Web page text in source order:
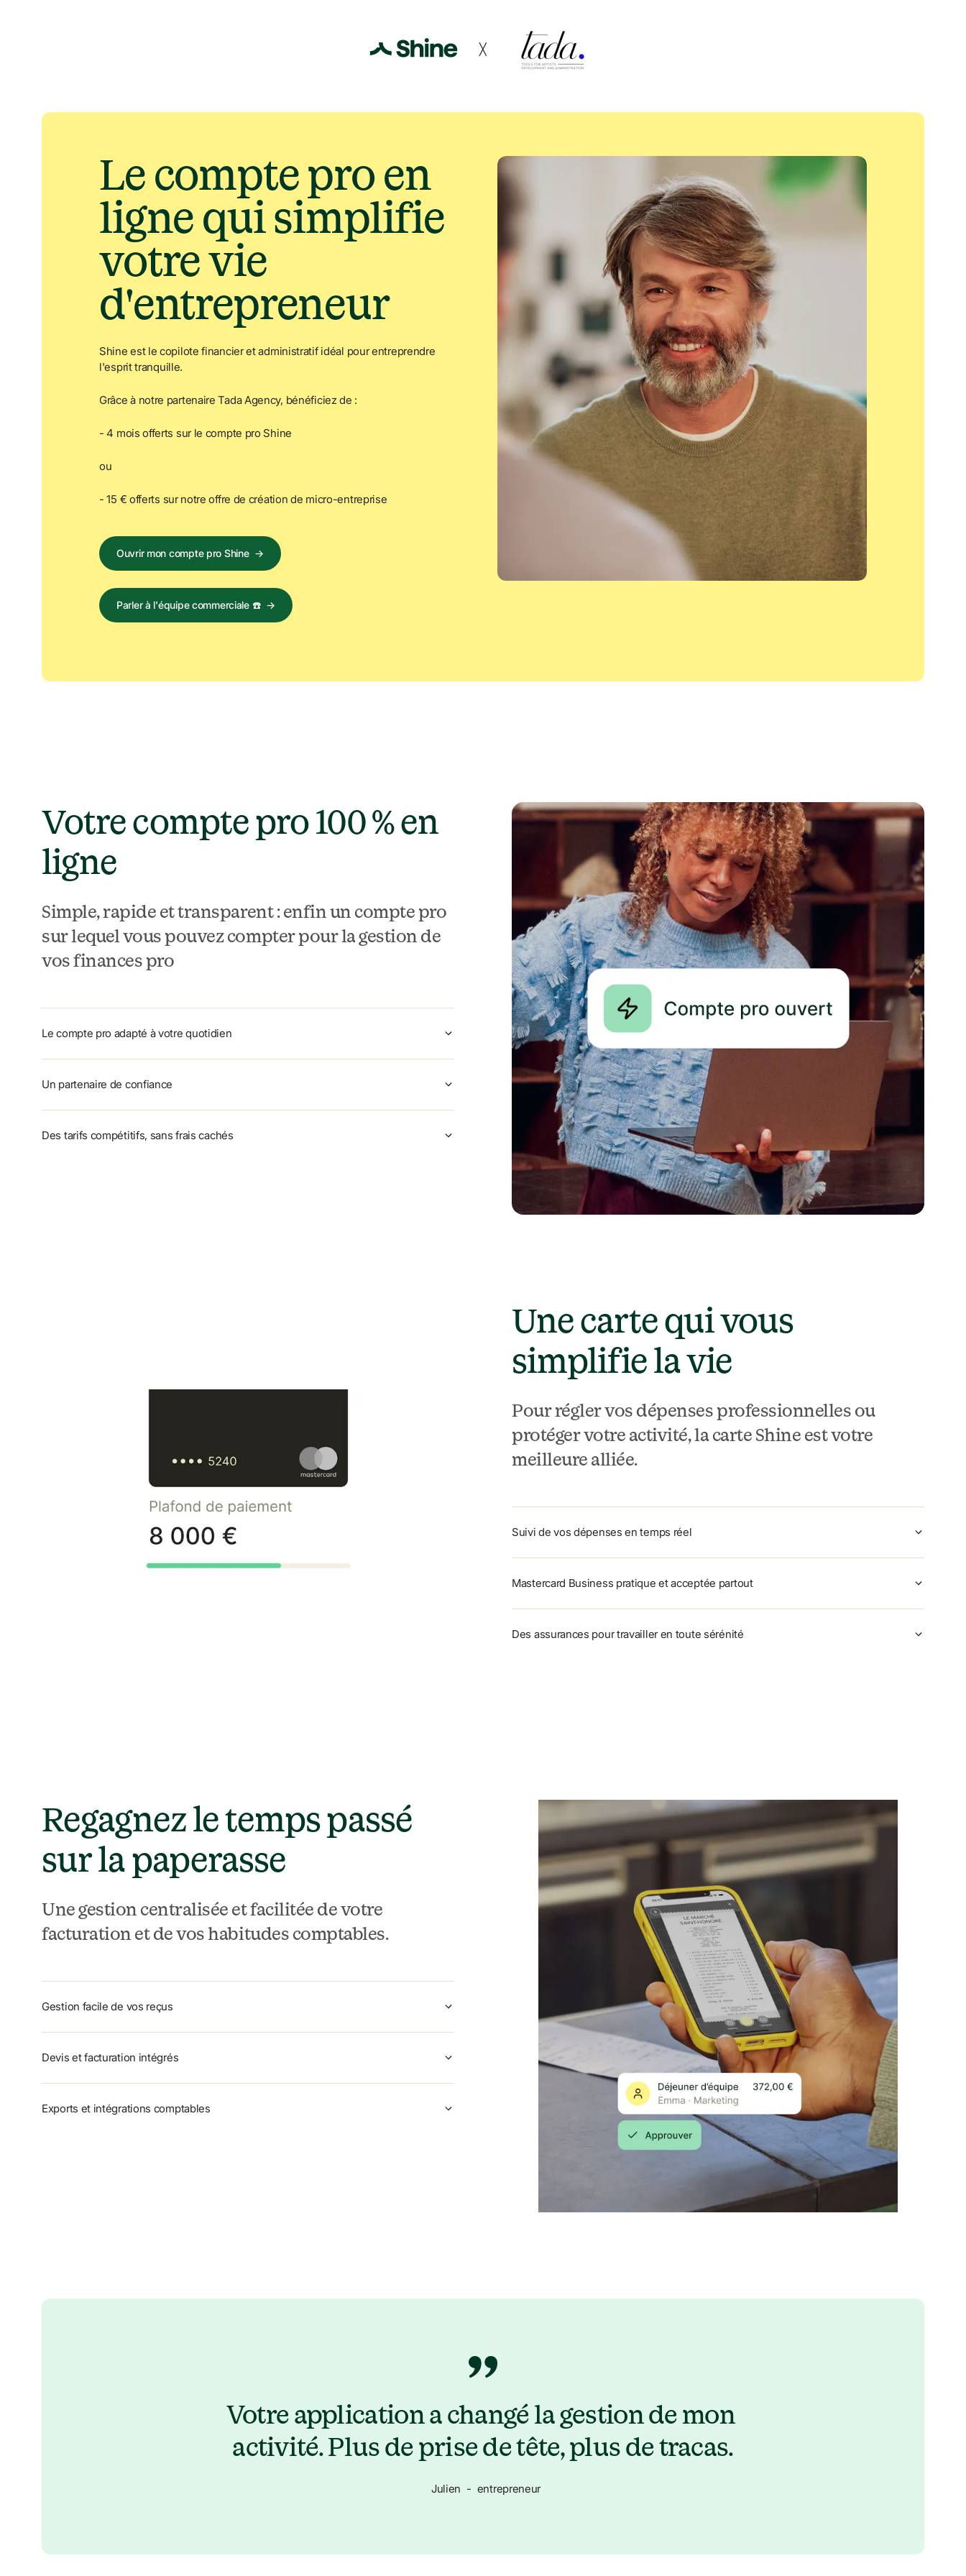
╳
Le compte pro en
ligne qui simplifie
votre vie
d'entrepreneur
Shine est le copilote financier et administratif idéal pour entreprendre
l'esprit tranquille.
Grâce à notre partenaire Tada Agency, bénéficiez de :
- 4 mois offerts sur le compte pro Shine
ou
- 15 € offerts sur notre offre de création de micro-entreprise
Ouvrir mon compte pro Shine →
Parler à l'équipe commerciale ☎️ →
Votre compte pro 100 % en
ligne
Simple, rapide et transparent : enfin un compte pro
sur lequel vous pouvez compter pour la gestion de
vos finances pro
Le compte pro adapté à votre quotidien
Un partenaire de confiance
Des tarifs compétitifs, sans frais cachés
Une carte qui vous
simplifie la vie
Pour régler vos dépenses professionnelles ou
protéger votre activité, la carte Shine est votre
meilleure alliée.
Suivi de vos dépenses en temps réel
Mastercard Business pratique et acceptée partout
Des assurances pour travailler en toute sérénité
Regagnez le temps passé
sur la paperasse
Une gestion centralisée et facilitée de votre
facturation et de vos habitudes comptables.
Gestion facile de vos reçus
Devis et facturation intégrés
Exports et intégrations comptables
Votre application a changé la gestion de mon
activité. Plus de prise de tête, plus de tracas.
Julien - entrepreneur